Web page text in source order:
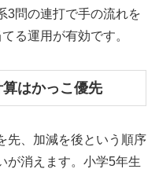
3問の連打で手の流れを
る運用が有効です。
はかっこ優先
先、加減を後という順序
が消えます。小学5年生